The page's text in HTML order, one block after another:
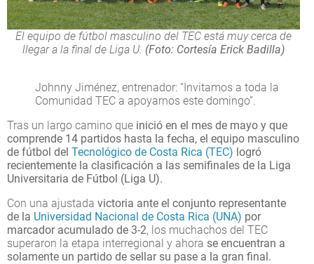
El equipo de fútbol masculino del TEC está muy cerca de
llegar a la final de Liga U. (Foto: Cortesía Erick Badilla)
Johnny Jiménez, entrenador: “Invitamos a toda la
Comunidad TEC a apoyarnos este domingo”.
Tras un largo camino que inició en el mes de mayo y que
comprende 14 partidos hasta la fecha, el equipo masculino
de fútbol del Tecnológico de Costa Rica (TEC) logró
recientemente la clasificación a las semifinales de la Liga
Universitaria de Fútbol (Liga U).
Con una ajustada victoria ante el conjunto representante
de la Universidad Nacional de Costa Rica (UNA) por
marcador acumulado de 3-2, los muchachos del TEC
superaron la etapa interregional y ahora se encuentran a
solamente un partido de sellar su pase a la gran final.